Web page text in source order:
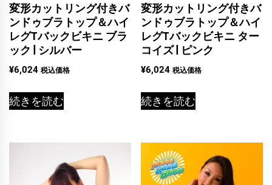
変形カットリング付きバ
ンドゥブラトップ＆ハイ
レグTバックビキニ ブラ
ック | シルバー
¥6,024 税込価格
続きを読む
変形カットリング付きバ
ンドゥブラトップ＆ハイ
レグTバックビキニ ター
コイズ | ピンク
¥6,024 税込価格
続きを読む